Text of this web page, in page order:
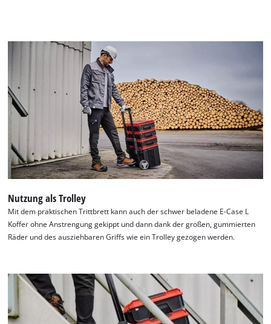
Wir benötigen deine Zustimmung, um
Google Maps laden zu können!
This content is not permitted to load due
Nutzung als Trolley
Mit dem praktischen Trittbrett kann auch der schwer beladene E-Case L
Koffer ohne Anstrengung gekippt und dann dank der großen, gummierten
Räder und des ausziehbaren Griffs wie ein Trolley gezogen werden.